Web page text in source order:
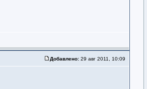
Добавлено: 29 авг 2011, 10:09